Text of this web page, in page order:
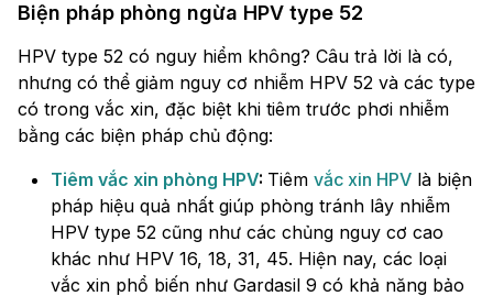
Biện pháp phòng ngừa HPV type 52
HPV type 52 có nguy hiểm không? Câu trả lời là có,
nhưng có thể giảm nguy cơ nhiễm HPV 52 và các type
có trong vắc xin, đặc biệt khi tiêm trước phơi nhiễm
bằng các biện pháp chủ động:
Tiêm vắc xin phòng HPV: Tiêm vắc xin HPV là biện
pháp hiệu quả nhất giúp phòng tránh lây nhiễm
HPV type 52 cũng như các chủng nguy cơ cao
khác như HPV 16, 18, 31, 45. Hiện nay, các loại
vắc xin phổ biến như Gardasil 9 có khả năng bảo